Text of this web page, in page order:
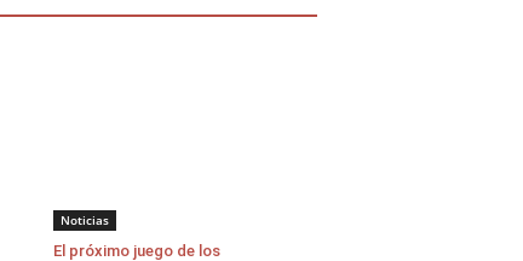
Noticias
El próximo juego de los